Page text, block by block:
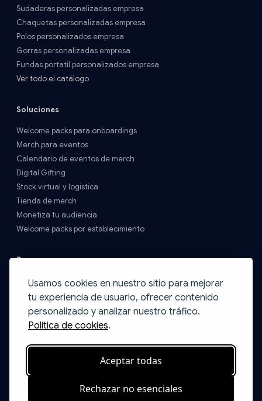
Usamos cookies en nuestro sitio para mejorar
tu experiencia de usuario, ofrecer contenido
personalizado y analizar nuestro tráfico.
Política de cookies.
Aceptar todas
Rechazar no esenciales
Sudaderas personalizadas empresa
Chaquetas personalizadas empresa
Polos personalizados empresa
Gorras personalizadas empresa
Fundas portatil personalizados empresa
Ver todo el catálogo
Soluciones
Welcome packs para onboardings
Merch para eventos
Calendario de eventos de merch
Digital Gifting
Stock virtual y logística
Tienda de merch
Monetiza tu audiencia
Welcome packs por establecimiento
Recursos
Precios y Envíos
FAQs
Contacto
Blog
Catálogo Print on Demand